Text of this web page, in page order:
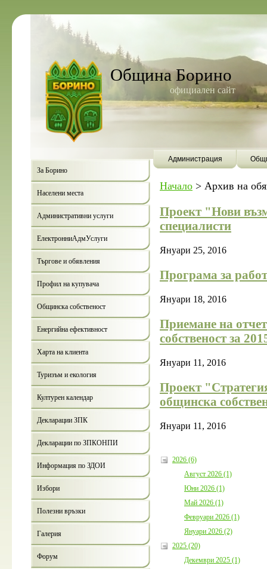
Община Борино
официален сайт
Администрация
За Борино
Населени места
Административни услуги
ЕлектронниАдмУслуги
Търгове и обявления
Профил на купувача
Общинска собственост
Енергийна ефективност
Харта на клиента
Туризъм и екология
Културен календар
Декларации ЗПК
Декларации по ЗПКОНПИ
Информация по ЗДОИ
Избори
Полезни връзки
Галерия
Форум
Начало > Архив на
Проект "Нови
специалисти
Януари 25, 2016
Програма за
Януари 18, 2016
Приемане на
собственост за
Януари 11, 2016
Проект
общинска
Януари 11, 2016
2026 (6)
Август 2026 (1)
Юни 2026 (1)
Май 2026 (1)
Февруари 2026 (1)
Януари 2026 (2)
2025 (20)
Декември 2025 (1)